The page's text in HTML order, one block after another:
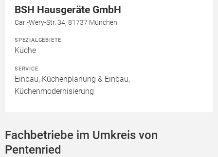
BSH Hausgeräte GmbH
Carl-Wery-Str. 34, 81737 München
SPEZIALGEBIETE
Küche
SERVICE
Einbau, Küchenplanung & Einbau,
Küchenmodernisierung
Fachbetriebe im Umkreis von
Pentenried